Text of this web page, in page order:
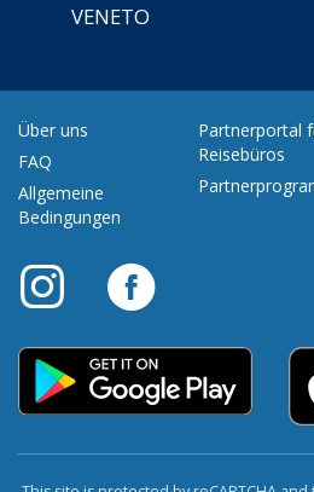
VENETO
Über uns
FAQ
Allgemeine
Bedingungen
Partnerportal
Reisebüros